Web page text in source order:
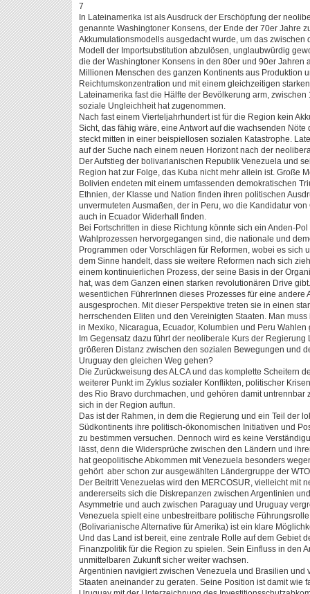
7
In Lateinamerika ist als Ausdruck der Erschöpfung der
genannte Washingtoner Konsens, der Ende der 70er Jahre
Akkumulationsmodells ausgedacht wurde, um das
Modell der Importsubstitution abzulösen, unglaubwürdig
die der Washingtoner Konsens in den 80er und 90er Jahren
Millionen Menschen des ganzen Kontinents aus Produktion
Reichtumskonzentration und mit einem gleichzeitigen
Lateinamerika fast die Hälfte der Bevölkerung arm,
soziale Ungleichheit hat zugenommen.
Nach fast einem Vierteljahrhundert ist für die Region kein
Sicht, das fähig wäre, eine Antwort auf die wachsenden
steckt mitten in einer beispiellosen sozialen Katastrophe.
auf der Suche nach einem neuen Horizont nach der
Der Aufstieg der bolivarianischen Republik Venezuela und
Region hat zur Folge, das Kuba nicht mehr allein ist. Große
Bolivien endeten mit einem umfassenden demokratischen
Ethnien, der Klasse und Nation finden ihren politischen
unvermuteten Ausmaßen, der in Peru, wo die Kandidatur
auch in Ecuador Widerhall finden.
Bei Fortschritten in diese Richtung könnte sich ein Anden-
Wahlprozessen hervorgegangen sind, die nationale und
Programmen oder Vorschlägen für Reformen, wobei es sich
dem Sinne handelt, dass sie weitere Reformen nach sich
einem kontinuierlichen Prozess, der seine Basis in der
hat, was dem Ganzen einen starken revolutionären Drive
wesentlichen FührerInnen dieses Prozesses für eine andere
ausgesprochen. Mit dieser Perspektive treten sie in einen
herrschenden Eliten und den Vereinigten Staaten. Man
in Mexiko, Nicaragua, Ecuador, Kolumbien und Peru Wahlen
Im Gegensatz dazu führt der neoliberale Kurs der
größeren Distanz zwischen den sozialen Bewegungen und
Uruguay den gleichen Weg gehen?
Die Zurückweisung des ALCA und das komplette Scheitern
weiterer Punkt im Zyklus sozialer Konflikten, politischer
des Rio Bravo durchmachen, und gehören damit
sich in der Region auftun.
Das ist der Rahmen, in dem die Regierung und ein Teil der
Südkontinents ihre politisch-ökonomischen Initiativen und
zu bestimmen versuchen. Dennoch wird es keine
lässt, denn die Widersprüche zwischen den Ländern und
hat geopolitische Abkommen mit Venezuela besonders
gehört aber schon zur ausgewählten Ländergruppe der
Der Beitritt Venezuelas wird den MERCOSUR, vielleicht mit
andererseits sich die Diskrepanzen zwischen Argentinien
Asymmetrie und auch zwischen Paraguay und Uruguay
Venezuela spielt eine unbestreitbare politische
(Bolivarianische Alternative für Amerika) ist ein klare
Und das Land ist bereit, eine zentrale Rolle auf dem Gebiet
Finanzpolitik für die Region zu spielen. Sein Einfluss in den
unmittelbaren Zukunft sicher weiter wachsen.
Argentinien navigiert zwischen Venezuela und Brasilien und
Staaten aneinander zu geraten. Seine Position ist damit wie